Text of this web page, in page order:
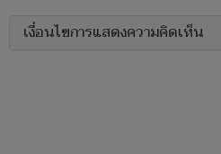
เงื่อนไขการแสดงความคิดเห็น